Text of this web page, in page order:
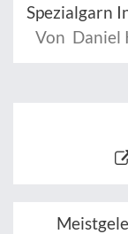
Spezialgarn
Von Daniel